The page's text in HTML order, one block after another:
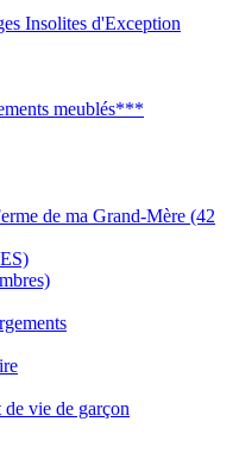
Insolites d'Exception
meublés***
de ma Grand-Mère (42
de vie de garçon